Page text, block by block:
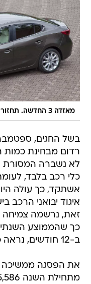
מאזדה 3 החדשה. תחזור לפסגה?
בשל החגים,
רדום מבחינת כמות
אשתקד, כך עולה
איגוד יבואני הרכב
ב-12 חודשים, נראה כבר באופק הקרוב.
את הפסגה ממשיכה